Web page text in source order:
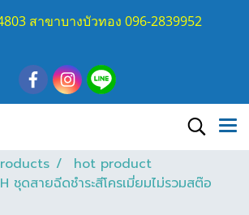
สาขาบางบัวทอง 096-2839952
hot product
ชุดสายฉีดชำระสีโครเมี่ยมไม่รวมสต๊อ